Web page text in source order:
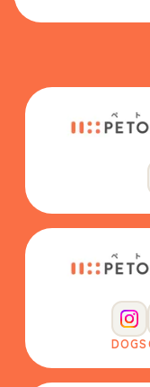
DOGS